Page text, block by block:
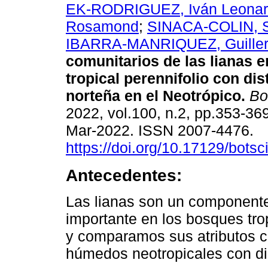
EK-RODRIGUEZ, Iván
Rosamond; SINACA-COLIN,
IBARRA-MANRIQUEZ,
comunitarios de las lianas
tropical perennifolio con
norteña en el Neotrópico.
2022, vol.100, n.2, pp.353-
Mar-2022. ISSN 2007-4476.
https://doi.org/10.17129/
Antecedentes:
Las lianas son un
importante en los bosques
y comparamos sus atributos
húmedos neotropicales con